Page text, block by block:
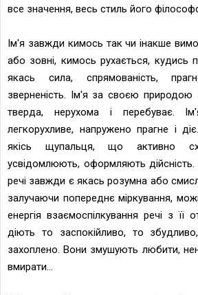
все значення, весь стиль його
Ім'я завжди кимось так чи інакше
або зовні, кимось рухається, кудись
якась сила, спрямованість,
зверненість. Ім'я за своєю природою
тверда, нерухома і перебуває.
легкорухливе, напружено прагне і
якісь щупальця, що активно
усвідомлюють, оформляють
речі завжди є якась розумна або
залучаючи попереднє міркування,
енергія взаємоспілкування речі з її
діють то заспокійливо, то
захоплено. Вони змушують любити,
вмирати...